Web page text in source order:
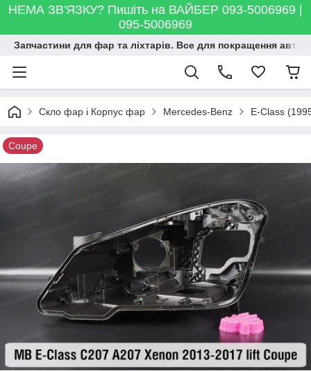
НЕМА ЗВ'ЯЗКУ? Пишіть на ВАЙБЕР 093-5006969 |
095-5006969
Запчастини для фар та ліхтарів. Все для покращення
Скло фар і Корпус фар Mercedes-Benz E-Class
Coupe